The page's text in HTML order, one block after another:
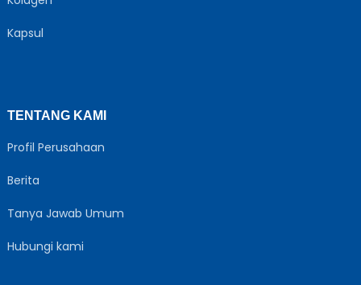
Kapsul
TENTANG KAMI
Profil Perusahaan
Berita
Tanya Jawab Umum
Hubungi kami